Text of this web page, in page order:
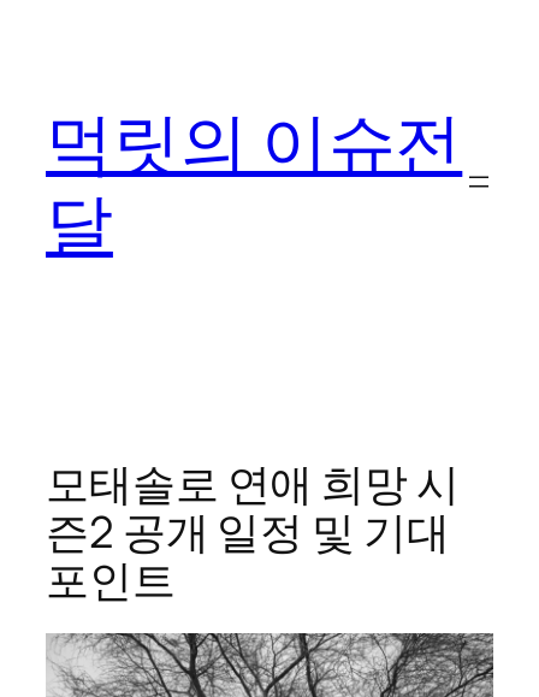
먹릿의 이슈전
달
모태솔로 연애 희망 시
즌2 공개 일정 및 기대
포인트